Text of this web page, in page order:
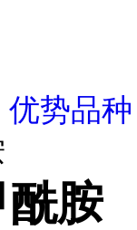
优势品种
胺